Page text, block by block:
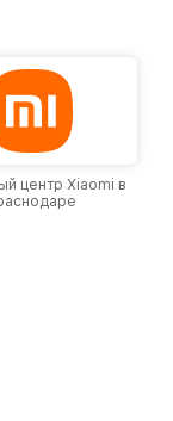
центр Xiaomi в